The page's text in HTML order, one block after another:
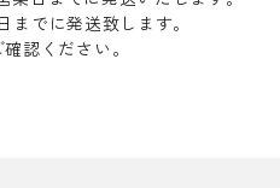
でに発送致します。
認ください。